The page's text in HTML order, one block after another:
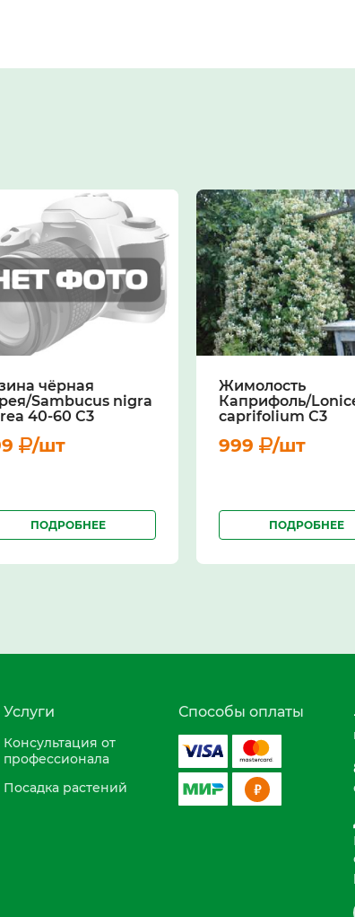
чёрная
Sambucus nigra
40-60 С3
/шт
ПОДРОБНЕЕ
Жимолость
Каприфоль/
caprifolium С3
999 /шт
ПОДРОБНЕЕ
Услуги
Консультация от
профессионала
Посадка растений
Способы оплаты